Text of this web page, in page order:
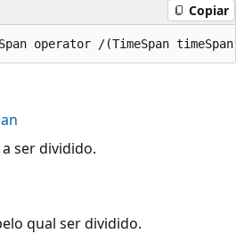
Copiar
operator /(TimeSpan
ser dividido.
qual ser dividido.